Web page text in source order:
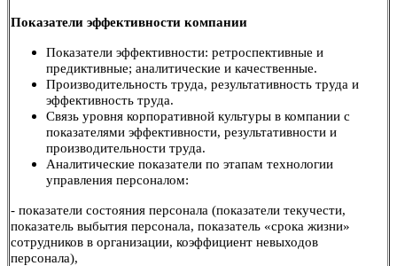
Показатели эффективности компании
Показатели эффективности: ретроспективные и
предиктивные; аналитические и качественные.
Производительность труда, результативность труда и
эффективность труда.
Связь уровня корпоративной культуры в компании с
показателями эффективности, результативности и
производительности труда.
Аналитические показатели по этапам технологии
управления персоналом:
- показатели состояния персонала (показатели текучести,
показатель выбытия персонала, показатель «срока жизни»
сотрудников в организации, коэффициент невыходов
персонала),